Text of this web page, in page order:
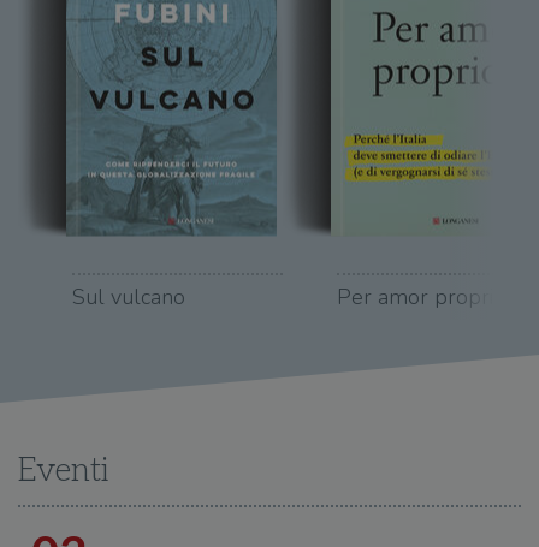
Sul vulcano Per amor proprio
Eventi